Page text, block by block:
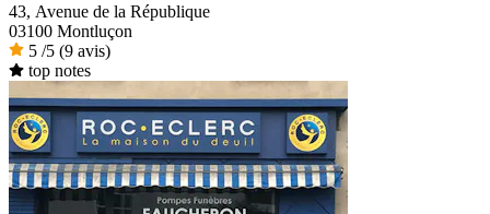
43, Avenue de la République
03100 Montluçon
5 /5 (9 avis)
top notes